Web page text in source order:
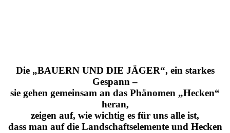
Die „BAUERN UND DIE JÄGER“, ein starkes
Gespann –
sie gehen gemeinsam an das Phänomen „Hecken“
heran,
zeigen auf, wie wichtig es für uns alle ist,
dass man auf die Landschaftselemente und Hecken